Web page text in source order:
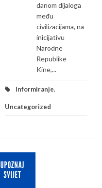
danom dijaloga
među
civilizacijama, na
inicijativu
Narodne
Republike
Kine,...
Informiranje,
Uncategorized